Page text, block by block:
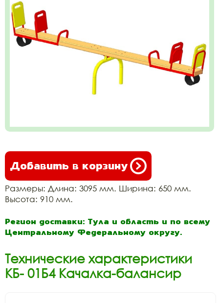
Добавить в корзину
Размеры: Длина: 3095 мм. Ширина: 650 мм.
Высота: 910 мм.
Регион доставки: Тула и область и по всему
Центральному Федеральному округу.
Технические характеристики
КБ- 01Б4 Качалка-балансир